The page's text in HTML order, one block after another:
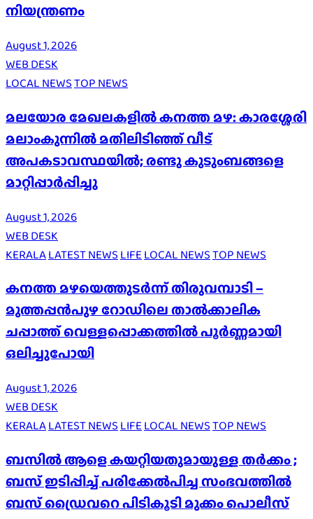
നിയന്ത്രണം
August 1, 2026
WEB DESK
LOCAL NEWSTOP NEWS
മലയോര മേഖലകളിൽ കനത്ത മഴ: കാരശ്ശേരി
മലാംകുന്നിൽ മതിലിടിഞ്ഞ് വീട്
അപകടാവസ്ഥയിൽ; രണ്ടു കുടുംബങ്ങളെ
മാറ്റിപ്പാർപ്പിച്ചു
August 1, 2026
WEB DESK
KERALALATEST NEWS LIFE LOCAL NEWSTOP NEWS
കനത്ത മഴയെത്തുടർന്ന് തിരുവമ്പാടി –
മുത്തപ്പൻപുഴ റോഡിലെ താൽക്കാലിക
ചപ്പാത്ത് വെള്ളപ്പൊക്കത്തിൽ പൂർണ്ണമായി
ഒലിച്ചുപോയി
August 1, 2026
WEB DESK
KERALALATEST NEWSLIFELOCAL NEWSTOP NEWS
ബസിൽ ആളെ കയറ്റിയതുമായുള്ള തർക്കം ;
ബസ് ഇടിപ്പിച്ച് പരിക്കേൽപിച്ച സംഭവത്തിൽ
ബസ് ഡ്രൈവറെ പിടികൂടി മുക്കം പൊലീസ്